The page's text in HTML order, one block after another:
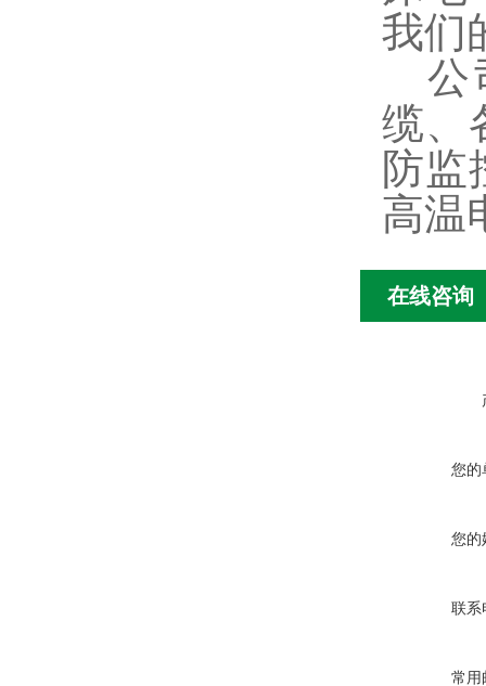
我们
公
缆、
防监
高温
在线咨询
您的
您的
联系
常用